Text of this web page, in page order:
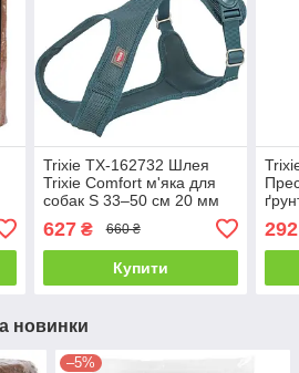
Trixie TX-162732 Шлея
Trixie Comfort м'яка для
собак S 33–50 см 20 мм
627₴ 660 ₴
Купити
новинки
–5%